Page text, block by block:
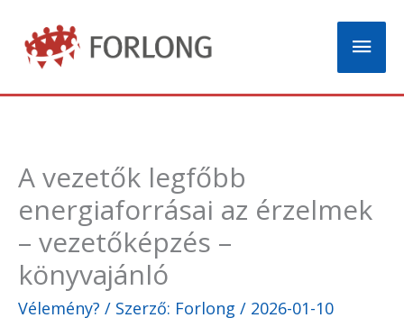
content
Main
A vezetők legfőbb
energiaforrásai az érzelmek
– vezetőképzés –
könyvajánló
Vélemény? / Szerző: Forlong / 2026-01-10